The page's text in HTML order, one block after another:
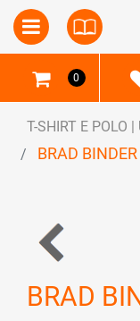
Open Open
0
T-SHIRT E POLO |
BRAD
BRAD